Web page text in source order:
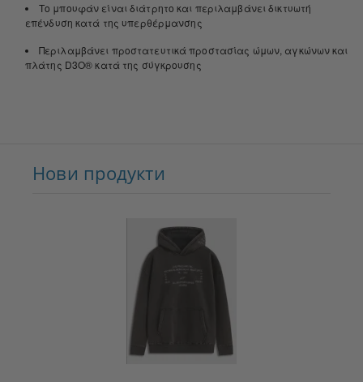
Το μπουφάν είναι διάτρητο και περιλαμβάνει δικτυωτή
επένδυση κατά της υπερθέρμανσης
Περιλαμβάνει προστατευτικά προστασίας ώμων, αγκώνων και
πλάτης D3O® κατά της σύγκρουσης
Нови продукти